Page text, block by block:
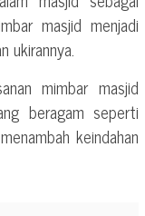
masjid menjadi
ukirannya.
mimbar masjid
beragam seperti
keindahan